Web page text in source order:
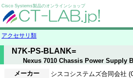
Cisco Systems製品のオンラインショップ
アクセサリ類
N7K-PS-BLANK=
Nexus 7010 Chassis Power Supply
メーカー
シスコシステムズ合同会社